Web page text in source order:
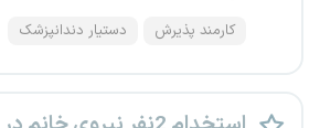
کارمند پذیرش دستیار دندانپزشک